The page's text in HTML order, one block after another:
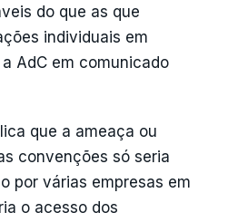
do que as que
individuais em
AdC em comunicado
que a ameaça ou
convenções só seria
por várias empresas em
o acesso dos